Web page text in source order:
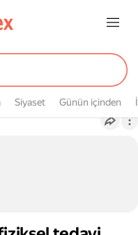
Siyaset Günün içinden